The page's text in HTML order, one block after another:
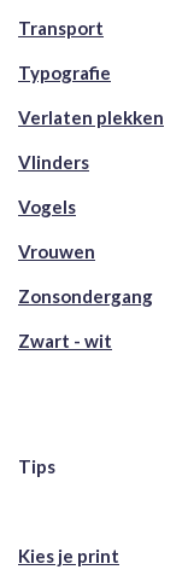
Transport
Typografie
Verlaten plekken
Vlinders
Vogels
Vrouwen
Zonsondergang
Zwart - wit
Tips
Kies je print